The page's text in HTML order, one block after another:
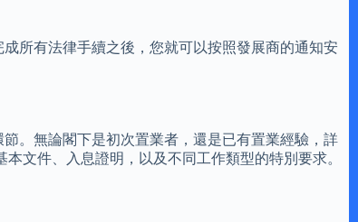
所有法律手續之後，您就可以按照發展商的通知安
。無論閣下是初次置業者，還是已有置業經驗，詳
文件、入息證明，以及不同工作類型的特別要求。